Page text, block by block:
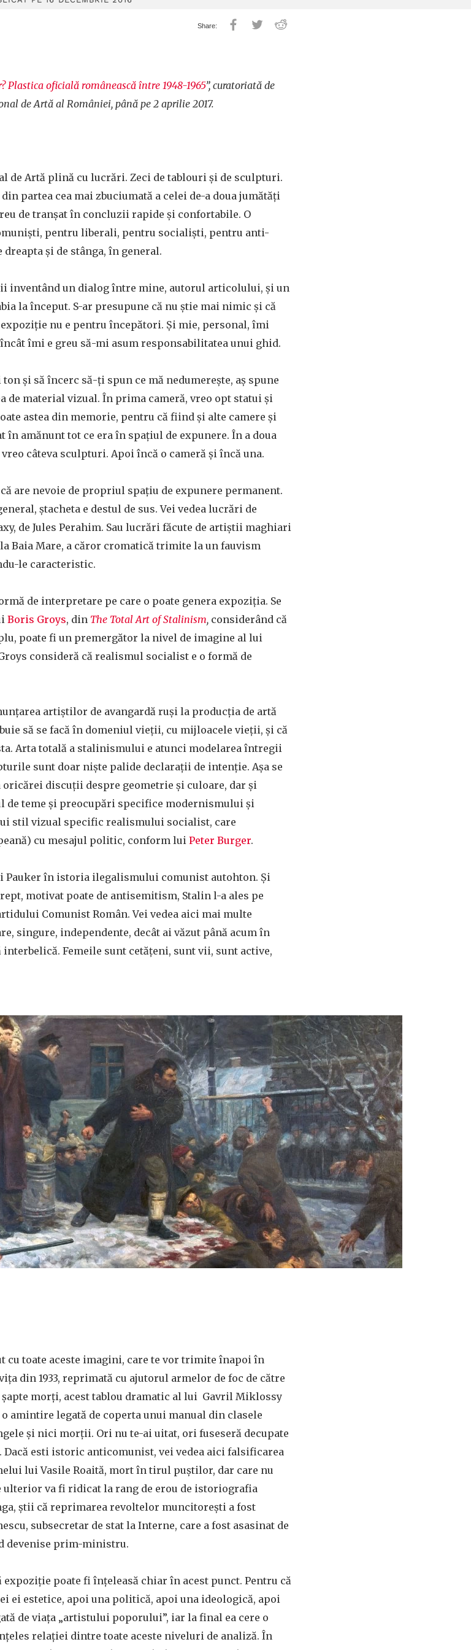
Plastica oficială românească între 1948-1965”, curatoriată de
de Artă al României, până pe 2 aprilie 2017.
de Artă plină cu lucrări. Zeci de tablouri și de sculpturi.
partea cea mai zbuciumată a celei de-a doua jumătăți
de tranșat în concluzii rapide și confortabile. O
pentru liberali, pentru socialiști, pentru anti-
și de stânga, în general.
inventând un dialog între mine, autorul articolului, și un
la început. S-ar presupune că nu știe mai nimic și că
nu e pentru începători. Și mie, personal, îmi
îmi e greu să-mi asum responsabilitatea unui ghid.
și să încerc să-ți spun ce mă nedumerește, aș spune
de material vizual. În prima cameră, vreo opt statui și
astea din memorie, pentru că fiind și alte camere și
în amănunt tot ce era în spațiul de expunere. În a doua
câteva sculpturi. Apoi încă o cameră și încă una.
are nevoie de propriul spațiu de expunere permanent.
ștacheta e destul de sus. Vei vedea lucrări de
de Jules Perahim. Sau lucrări făcute de artiștii maghiari
Baia Mare, a căror cromatică trimite la un fauvism
le caracteristic.
de interpretare pe care o poate genera expoziția. Se
Boris Groys, din The Total Art of Stalinism, considerând că
poate fi un premergător la nivel de imagine al lui
consideră că realismul socialist e o formă de
artiștilor de avangardă ruși la producția de artă
să se facă în domeniul vieții, cu mijloacele vieții, și că
Arta totală a stalinismului e atunci modelarea întregii
sunt doar niște palide declarații de intenție. Așa se
oricărei discuții despre geometrie și culoare, dar și
teme și preocupări specifice modernismului și
stil vizual specific realismului socialist, care
cu mesajul politic, conform lui Peter Burger.
Pauker în istoria ilegalismului comunist autohton. Și
motivat poate de antisemitism, Stalin l-a ales pe
Comunist Român. Vei vedea aici mai multe
singure, independente, decât ai văzut până acum în
Femeile sunt cetățeni, sunt vii, sunt active,
cu toate aceste imagini, care te vor trimite înapoi în
din 1933, reprimată cu ajutorul armelor de foc de către
morți, acest tablou dramatic al lui Gavril Miklossy
amintire legată de coperta unui manual din clasele
și nici morții. Ori nu te-ai uitat, ori fuseseră decupate
Dacă esti istoric anticomunist, vei vedea aici falsificarea
lui Vasile Roaită, mort în tirul puștilor, dar care nu
ulterior va fi ridicat la rang de erou de istoriografia
știi că reprimarea revoltelor muncitorești a fost
subsecretar de stat la Interne, care a fost asasinat de
devenise prim-ministru.
poate fi înțeleasă chiar în acest punct. Pentru că
ei estetice, apoi una politică, apoi una ideologică, apoi
de viața „artistului poporului”, iar la final ea cere o
relației dintre toate aceste niveluri de analiză. În